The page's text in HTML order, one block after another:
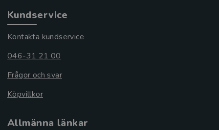
Kundservice
Kontakta kundservice
046-31 21 00
Frågor och svar
Köpvillkor
Allmänna länkar